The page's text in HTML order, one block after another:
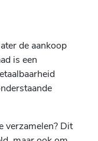
de aankoop
is een
verzamelen? Dit